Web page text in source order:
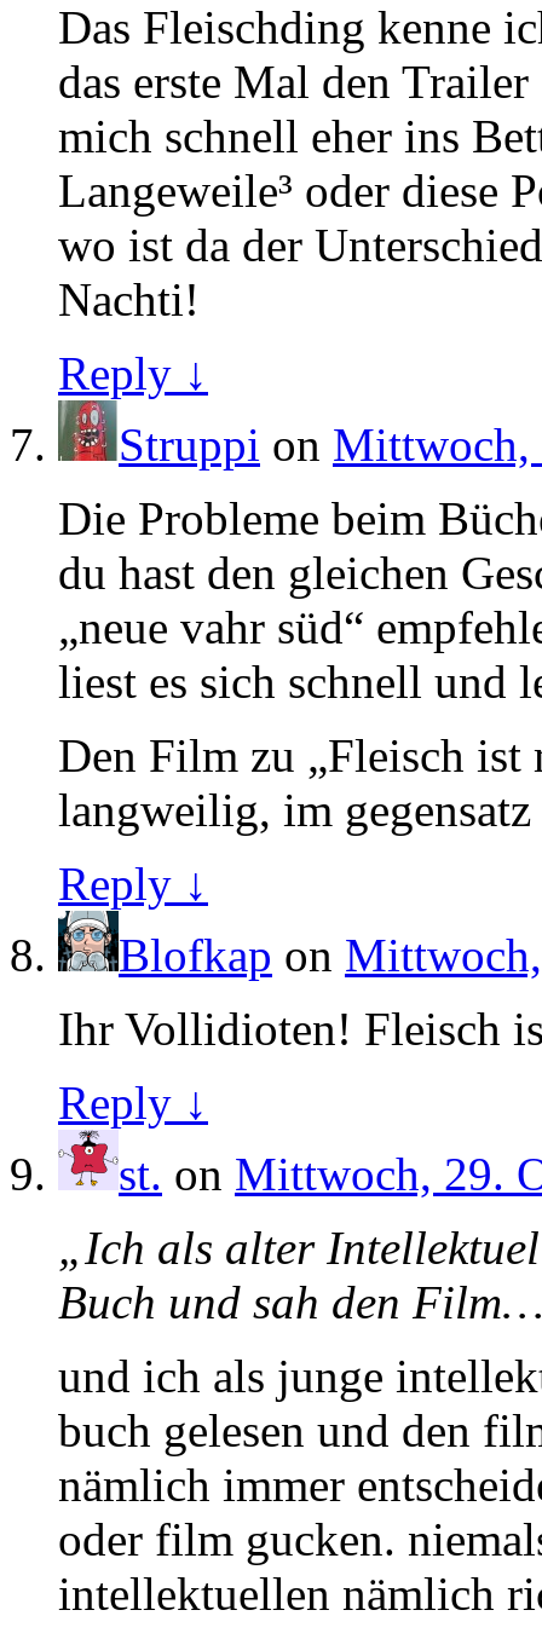
Das Fleischding kenne
das erste Mal den
mich schnell eher ins
Langeweile³ oder diese
wo ist da der
Nachti!
Reply ↓
Struppi on Mittwoch,
Die Probleme beim
du hast den gleichen
„neue vahr süd“
liest es sich schnell und
Den Film zu „Fleisch ist
langweilig, im
Reply ↓
Blofkap on
Ihr Vollidioten! Fleisch
Reply ↓
st. on Mittwoch, 29.
„Ich als alter
Buch und sah den
und ich als junge
buch gelesen und den
nämlich immer
oder film gucken.
intellektuellen nämlich